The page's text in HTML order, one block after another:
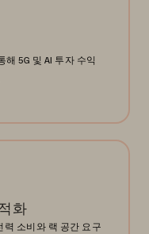
5G 및 AI 투자 수익
화
소비와 랙 공간 요구